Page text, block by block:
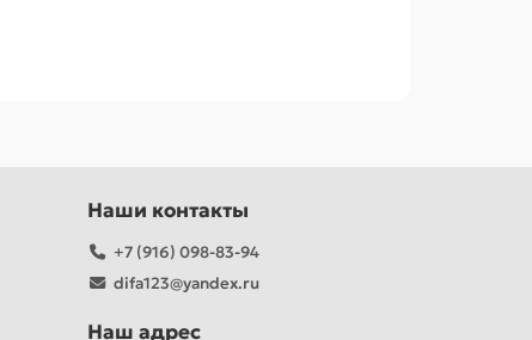
Наши контакты
+7 (916) 098-83-94
difa123@yandex.ru
Наш адрес